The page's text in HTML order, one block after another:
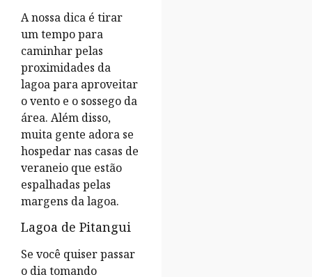
A nossa dica é tirar
um tempo para
caminhar pelas
proximidades da
lagoa para aproveitar
o vento e o sossego da
área. Além disso,
muita gente adora se
hospedar nas casas de
veraneio que estão
espalhadas pelas
margens da lagoa.
Lagoa de Pitangui
Se você quiser passar
o dia tomando